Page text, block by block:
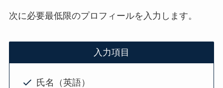
次に必要最低限のプロフィールを入力します。
入力項目
氏名（英語）